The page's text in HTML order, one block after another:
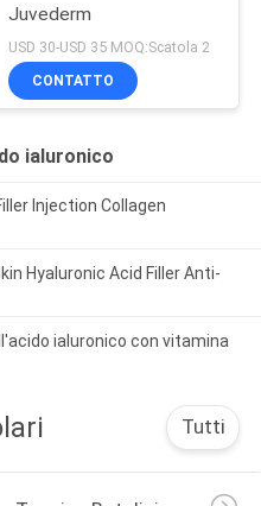
Juvederm
USD 30-USD 35 MOQ:Scatola 2
CONTATTO
ialuronico
Injection Collagen
Hyaluronic Acid Filler Anti-
ialuronico con vitamina
Tutti